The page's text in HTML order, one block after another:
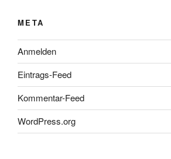
META
Anmelden
Eintrags-Feed
Kommentar-Feed
WordPress.org